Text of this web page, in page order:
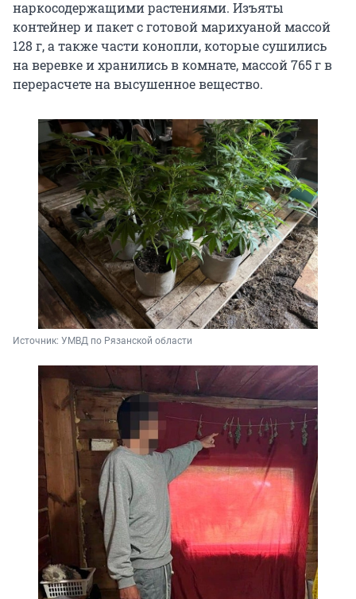
наркосодержащими растениями. Изъяты
контейнер и пакет с готовой марихуаной массой
128 г, а также части конопли, которые сушились
на веревке и хранились в комнате, массой 765 г в
перерасчете на высушенное вещество.
Источник: УМВД по Рязанской области